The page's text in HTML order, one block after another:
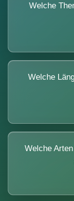
Welche
Welche
Welche